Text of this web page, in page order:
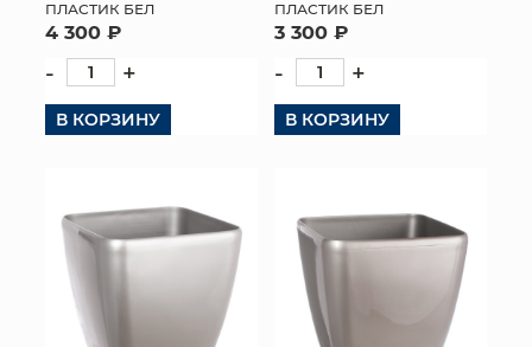
ПЛАСТИК БЕЛ
4 300 ₽
- +
В КОРЗИНУ
ПЛАСТИК БЕЛ
3 300 ₽
- +
В КОРЗИНУ